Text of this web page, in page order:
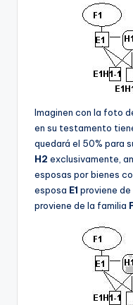
Imaginen con la foto
en su testamento
quedará el 50% para
H2 exclusivamente,
esposas por bienes
esposa E1 proviene
proviene de la familia